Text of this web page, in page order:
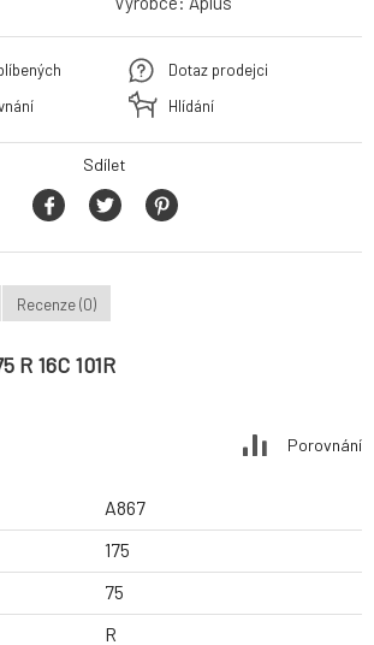
Dotaz prodejci
Hlídání
Sdílet
Recenze (0)
R 16C 101R
Porovnání
A867
175
75
R